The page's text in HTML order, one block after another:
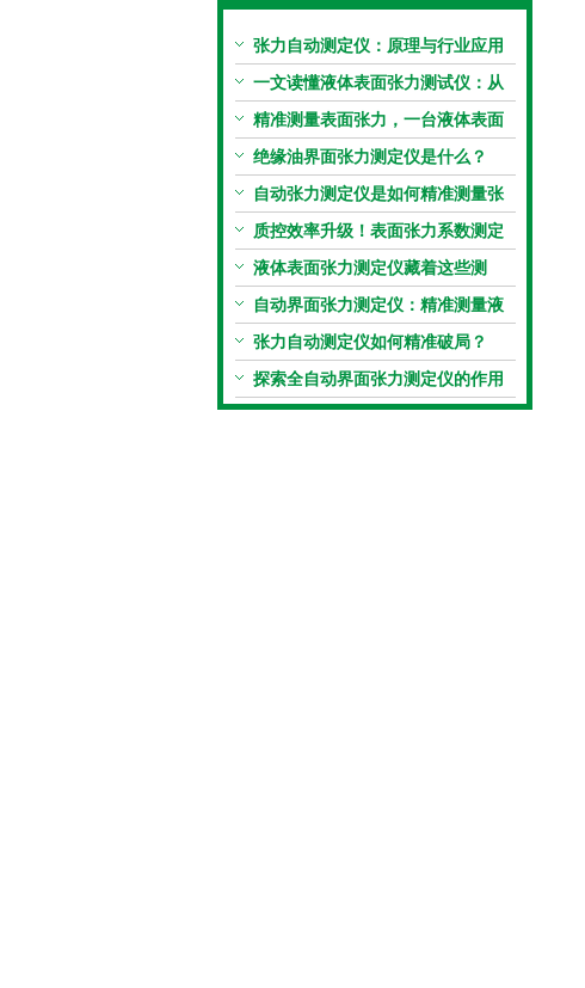
张力自动测定仪：原理与行业应用
解析
一文读懂液体表面张力测试仪：从
原理到应用全掌握
精准测量表面张力，一台液体表面
张力系数测量仪就够了
绝缘油界面张力测定仪是什么？
自动张力测定仪是如何精准测量张
力的？
质控效率升级！表面张力系数测定
仪真香警告
液体表面张力测定仪藏着这些测
定“小窍门”
自动界面张力测定仪：精准测量液
体界面张力的关键设备
张力自动测定仪如何精准破局？
探索全自动界面张力测定仪的作用